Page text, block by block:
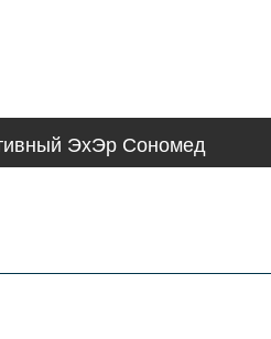
ЭхЭр Сономед